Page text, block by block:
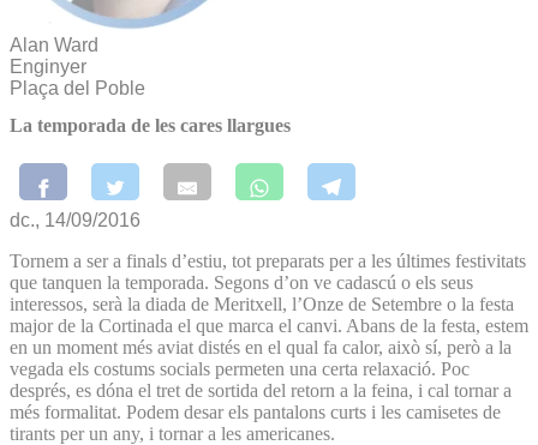
Alan Ward
Enginyer
Plaça del Poble
La temporada de les cares llargues
dc., 14/09/2016
Tornem a ser a finals d’estiu, tot preparats per a les últimes festivitats
que tanquen la temporada. Segons d’on ve cadascú o els seus
interessos, serà la diada de Meritxell, l’Onze de Setembre o la festa
major de la Cortinada el que marca el canvi. Abans de la festa, estem
en un moment més aviat distés en el qual fa calor, això sí, però a la
vegada els costums socials permeten una certa relaxació. Poc
després, es dóna el tret de sortida del retorn a la feina, i cal tornar a
més formalitat. Podem desar els pantalons curts i les camisetes de
tirants per un any, i tornar a les americanes.